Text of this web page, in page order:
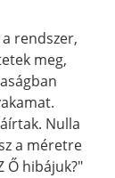
rendszer,
meg,
Nulla
a méretre
Ő hibájuk?"